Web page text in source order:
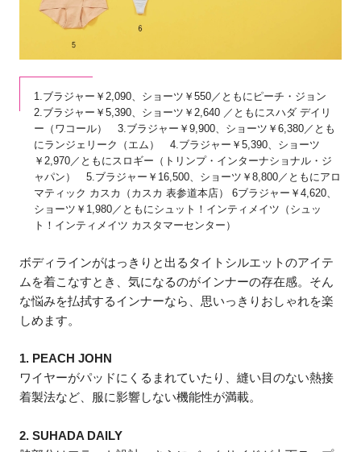
1.ブラジャー￥2,090、ショーツ￥550／ともにピーチ・ジョン
2.ブラジャー￥5,390、ショーツ￥2,640 ／ともにスハダ デイリ
ー（ワコール） 3.ブラジャー￥9,900、ショーツ￥6,380／とも
にランジェリーク（エム） 4.ブラジャー￥5,390、ショーツ
￥2,970／ともにスロギー（トリンプ・インターナショナル・ジ
ャパン） 5.ブラジャー￥16,500、ショーツ￥8,800／ともにアロ
マティック カスカ（カスカ 表参道本店） 6ブラジャー￥4,620、
ショーツ￥1,980／ともにシュット！インティメイツ（シュッ
ト！インティメイツ カスタマーセンター）
ボディラインがはっきりと出るタイトシルエットのアイテ
ムを着こなすとき、気になるのがインナーの存在感。そん
な悩みを払拭するインナーなら、思いっきりおしゃれを楽
しめます。
1. PEACH JOHN
ワイヤーがパッドにくるまれていたり、縫い目のない熱接
着製法など、服に影響しない機能性が満載。
2. SUHADA DAILY